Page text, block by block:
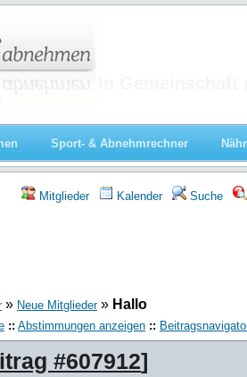
Sport- & Abnehmrechner
Mitglieder Kalender Suche
» Neue Mitglieder» Hallo
:: Abstimmungen anzeigen ::
#607912]